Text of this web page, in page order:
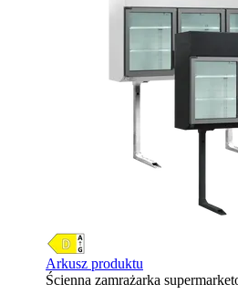
Arkusz produktu
Ścienna zamrażarka